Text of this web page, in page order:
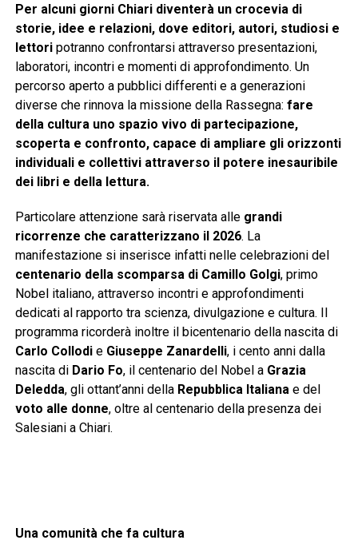
Per alcuni giorni Chiari diventerà un crocevia di
storie, idee e relazioni, dove editori, autori, studiosi e
lettori potranno confrontarsi attraverso presentazioni,
laboratori, incontri e momenti di approfondimento. Un
percorso aperto a pubblici differenti e a generazioni
diverse che rinnova la missione della Rassegna: fare
della cultura uno spazio vivo di partecipazione,
scoperta e confronto, capace di ampliare gli orizzonti
individuali e collettivi attraverso il potere inesauribile
dei libri e della lettura.
Particolare attenzione sarà riservata alle grandi
ricorrenze che caratterizzano il 2026. La
manifestazione si inserisce infatti nelle celebrazioni del
centenario della scomparsa di Camillo Golgi, primo
Nobel italiano, attraverso incontri e approfondimenti
dedicati al rapporto tra scienza, divulgazione e cultura. Il
programma ricorderà inoltre il bicentenario della nascita di
Carlo Collodie Giuseppe Zanardelli, i cento anni dalla
nascita di Dario Fo, il centenario del Nobel a Grazia
Deledda, gli ottant’anni della Repubblica Italianae del
voto alle donne, oltre al centenario della presenza dei
Salesiani a Chiari.
Una comunità che fa cultura